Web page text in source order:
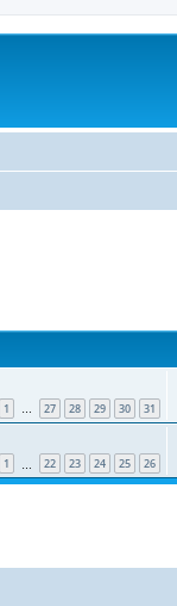
1 … 27 28 29 30 31
1 22 23 24 25 26